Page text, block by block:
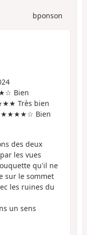
bponson
Bien
Très bien
★★★★☆ Bien
des deux
les vues
qu'il ne
sur le sommet
les ruines du
un sens